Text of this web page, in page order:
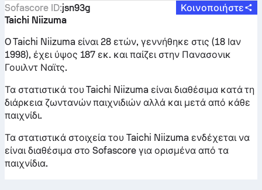
Sofascore ID:jsn93g
Κοινοποιήστε
Taichi Niizuma
O Taichi Niizuma είναι 28 ετών, γεννήθηκε στις (18 Ιαν
1998), έχει ύψος 187 εκ. και παίζει στην Πανασονικ
Γουιλντ Ναϊτς.
Τα στατιστικά του Taichi Niizuma είναι διαθέσιμα κατά τη
διάρκεια ζωντανών παιχνιδιών αλλά και μετά από κάθε
παιχνίδι.
Τα στατιστικά στοιχεία του Taichi Niizuma ενδέχεται να
είναι διαθέσιμα στο Sofascore για ορισμένα από τα
παιχνίδια.